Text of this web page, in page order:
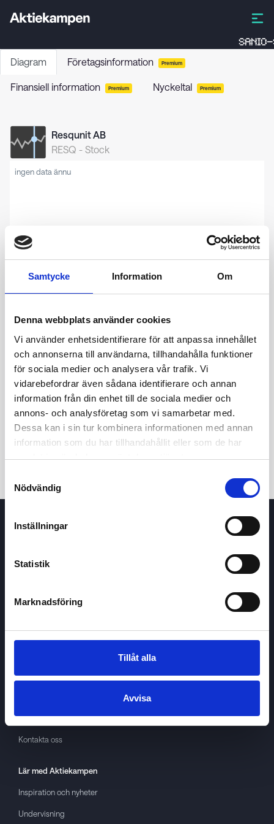
Samtycke Information Om
Denna webbplats använder cookies
Vi använder enhetsidentifierare för att anpassa innehållet
och annonserna till användarna, tillhandahålla funktioner
för sociala medier och analysera vår trafik. Vi
vidarebefordrar även sådana identifierare och annan
information från din enhet till de sociala medier och
annons- och analysföretag som vi samarbetar med.
Dessa kan i sin tur kombinera informationen med annan
information som du har tillhandahållit eller som de har
samlat in när du har använt deras tjänster.
Nödvändig
Inställningar
Statistik
Marknadsföring
Tillåt alla
Avvisa
SANIO-
Diagram Företagsinformation Premium
Finansiell information Premium Nyckeltal Premium
Resqunit AB
RESQ - Stock
ingen data ännu
24t 7d 1m 3m 1å 5å
Köp / Sälj
OmAktiekampen
About cookies
GDPR
Kontakta oss
Lär med Aktiekampen
Inspiration och nyheter
Undervisning